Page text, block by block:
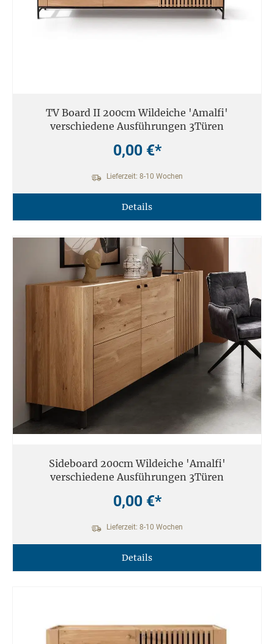
TV Board II 200cm Wildeiche 'Amalfi'
verschiedene Ausführungen 3Türen
0,00 €*
Lieferzeit: 8-10 Wochen
Details
Sideboard 200cm Wildeiche 'Amalfi'
verschiedene Ausführungen 3Türen
0,00 €*
Lieferzeit: 8-10 Wochen
Details